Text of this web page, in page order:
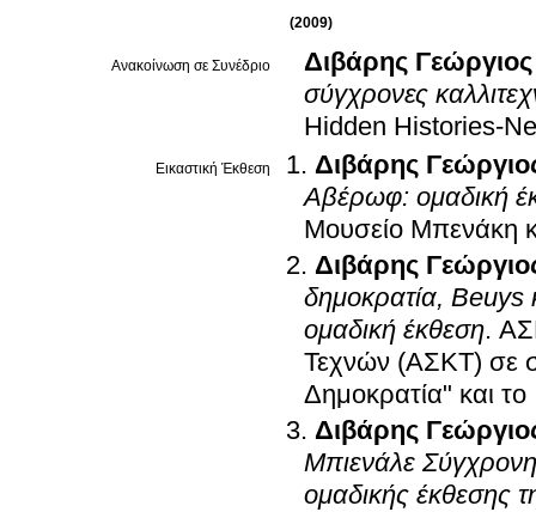
(2009)
Ανακοίνωση σε Συνέδριο
Διβάρης Γεώργιος
σύγχρονες
Hidden Histories-
Εικαστική Έκθεση
Διβάρης
Αβέρωφ: ομαδική
Μουσείο Μπενάκη
Διβάρης
δημοκρατία, Beuys
ομαδική έκθεση.
Τεχνών (ΑΣΚΤ) σε
Δημοκρατία" και το
Διβάρης
Μπιενάλε
ομαδικής έκθεσης